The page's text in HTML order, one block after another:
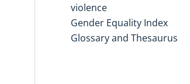
violence
Gender Equality Index
Glossary and Thesaurus